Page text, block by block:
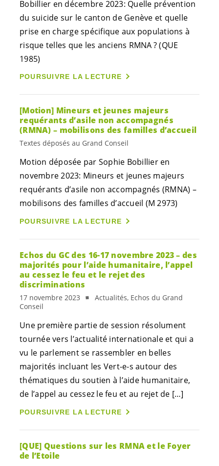
Bobillier en décembre 2023: Quelle prévention
du suicide sur le canton de Genève et quelle
prise en charge spécifique aux populations à
risque telles que les anciens RMNA ? (QUE
1985)
POURSUIVRE LA LECTURE
[Motion] Mineurs et jeunes majeurs
requérants d’asile non accompagnés
(RMNA) – mobilisons des familles d’accueil
Textes déposés au Grand Conseil
Motion déposée par Sophie Bobillier en
novembre 2023: Mineurs et jeunes majeurs
requérants d’asile non accompagnés (RMNA) –
mobilisons des familles d’accueil (M 2973)
POURSUIVRE LA LECTURE
Echos du GC des 16-17 novembre 2023 – des
majorités pour l’aide humanitaire, l’appel
au cessez le feu et le rejet des
discriminations
17 novembre 2023
Actualités, Echos du Grand
Conseil
Une première partie de session résolument
tournée vers l’actualité internationale et qui a
vu le parlement se rassembler en belles
majorités incluant les Vert-e-s autour des
thématiques du soutien à l’aide humanitaire,
de l’appel au cessez le feu et au rejet de […]
POURSUIVRE LA LECTURE
[QUE] Questions sur les RMNA et le Foyer
de l’Etoile